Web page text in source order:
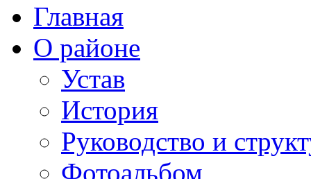
Главная
О районе
Устав
История
Руководство и
Фотоальбом